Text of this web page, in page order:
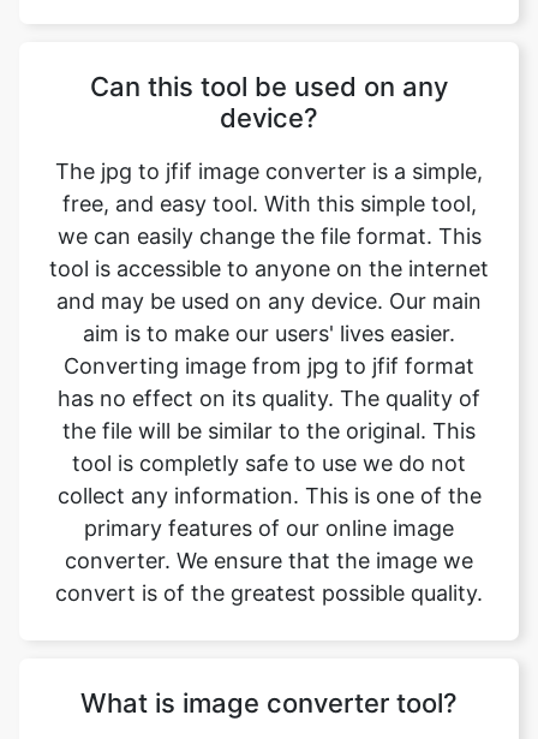
The jpg to jfif image converter is a simple,
free, and easy tool. With this simple tool,
we can easily change the file format. This
tool is accessible to anyone on the internet
and may be used on any device. Our main
aim is to make our users' lives easier.
Converting image from jpg to jfif format
has no effect on its quality. The quality of
the file will be similar to the original. This
tool is completly safe to use we do not
collect any information. This is one of the
primary features of our online image
converter. We ensure that the image we
convert is of the greatest possible quality.
What is image converter tool?
original image files from one format to
another format. Converting image files are